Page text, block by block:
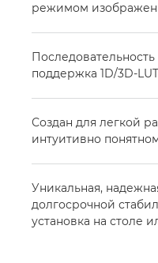
режимом
Последовательность
поддержка 1D/3D-
Создан для легкой
интуитивно
Уникальная,
долгосрочной
установка на столе